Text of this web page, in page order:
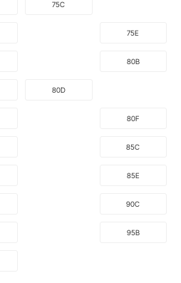
75C
75E
80B
80D
80F
85C
85E
90C
95B